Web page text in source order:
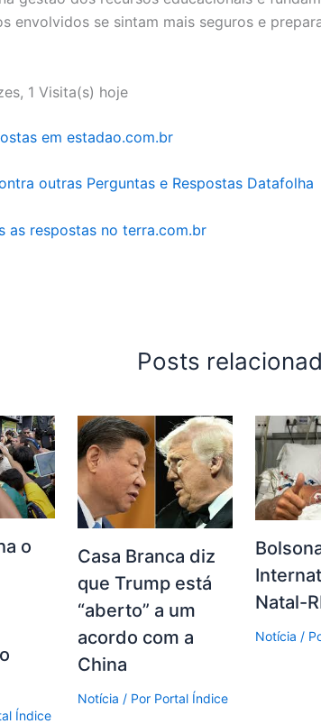
envolvidos se sintam mais seguros e
1 Visita(s) hoje
em estadao.com.br
outras Perguntas e Respostas Datafolha
as respostas no terra.com.br
Posts
o
Índice
Casa Branca diz
que Trump está
“aberto” a um
acordo com a
China
Notícia / Por Portal Índice
Natal-
Notícia /